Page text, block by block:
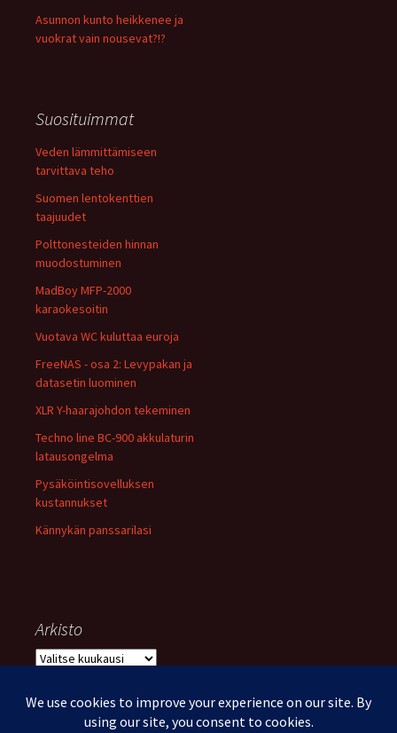
Asunnon kunto heikkenee ja
vuokrat vain nousevat?!?
Suosituimmat
Veden lämmittämiseen
tarvittava teho
Suomen lentokenttien
taajuudet
Polttonesteiden hinnan
muodostuminen
MadBoy MFP-2000
karaokesoitin
Vuotava WC kuluttaa euroja
FreeNAS - osa 2: Levypakan ja
datasetin luominen
XLR Y-haarajohdon tekeminen
Techno line BC-900 akkulaturin
latausongelma
Pysäköintisovelluksen
kustannukset
Kännykän panssarilasi
Arkisto
Arkisto